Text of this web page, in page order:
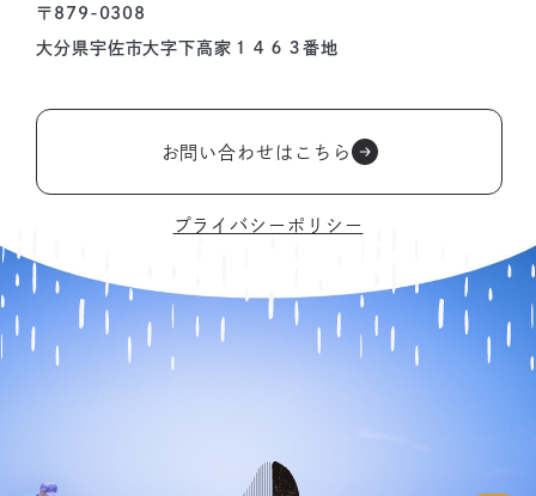
〒879-0308
大分県宇佐市大字下高家１４６３番地
お問い合わせはこちら
プライバシーポリシー